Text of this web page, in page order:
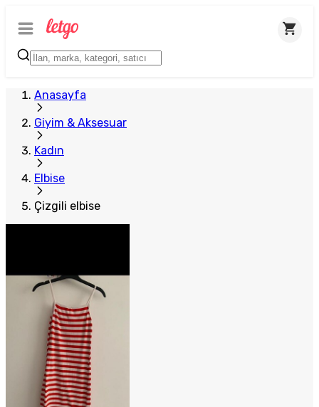
Anasayfa
Giyim & Aksesuar
Kadın
Elbise
Çizgili elbise